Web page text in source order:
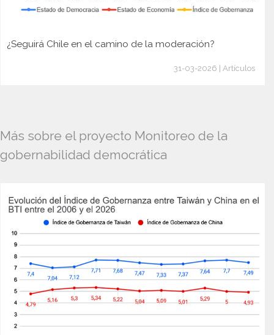
¿Seguirá Chile en el camino de la moderación?
31-03-2026 | Artículos
Más sobre el proyecto Monitoreo de la
gobernabilidad democrática